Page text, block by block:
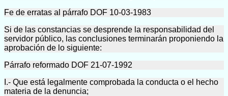
Fe de erratas al párrafo DOF 10-03-1983
Si de las constancias se desprende la responsabilidad del
servidor público, las conclusiones terminarán proponiendo la
aprobación de lo siguiente:
Párrafo reformado DOF 21-07-1992
I.- Que está legalmente comprobada la conducta o el hecho
materia de la denuncia;